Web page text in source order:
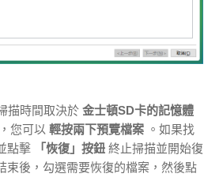
描時間取決於 金士頓SD卡的記憶體
您可以 輕按兩下預覽檔案 。如果找
點擊
「恢復」按鈕 終止掃描並開始復
束後，勾選需要恢復的檔案，然後點